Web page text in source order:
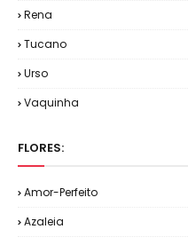
Rena
Tucano
Urso
Vaquinha
FLORES:
Amor-Perfeito
Azaleia